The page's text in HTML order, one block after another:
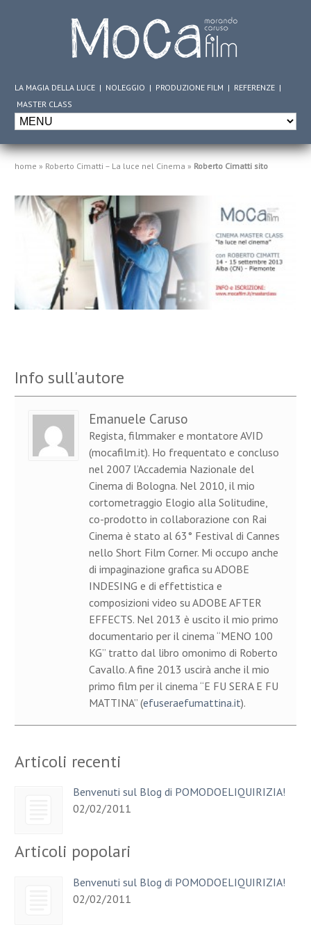
LA MAGIA DELLA LUCE | NOLEGGIO | PRODUZIONE FILM | REFERENZE |
MASTER CLASS
home » Roberto Cimatti – La luce nel Cinema » Roberto Cimatti sito
Info sull'autore
Emanuele Caruso
Regista, filmmaker e montatore AVID
(mocafilm.it). Ho frequentato e concluso
nel 2007 l’Accademia Nazionale del
Cinema di Bologna. Nel 2010, il mio
cortometraggio Elogio alla Solitudine,
co-prodotto in collaborazione con Rai
Cinema è stato al 63° Festival di Cannes
nello Short Film Corner. Mi occupo anche
di impaginazione grafica su ADOBE
INDESING e di effettistica e
composizioni video su ADOBE AFTER
EFFECTS. Nel 2013 è uscito il mio primo
documentario per il cinema “MENO 100
KG” tratto dal libro omonimo di Roberto
Cavallo. A fine 2013 uscirà anche il mio
primo film per il cinema “E FU SERA E FU
MATTINA” (efuseraefumattina.it).
Articoli recenti
Benvenuti sul Blog di POMODOELIQUIRIZIA!
02/02/2011
Articoli popolari
Benvenuti sul Blog di POMODOELIQUIRIZIA!
02/02/2011